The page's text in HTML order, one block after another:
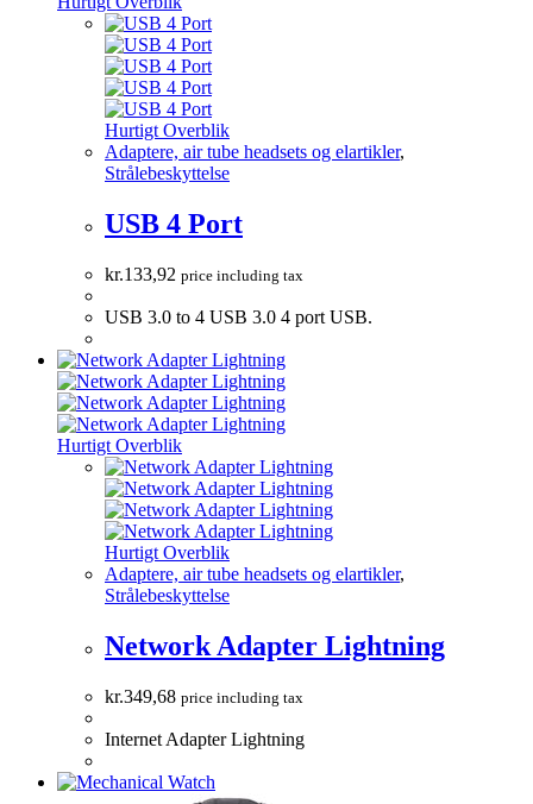
Hurtigt Overblik
Adaptere, air tube headsets og elartikler,
Strålebeskyttelse
USB 4 Port
kr.133,92 price including tax
USB 3.0 to 4 USB 3.0 4 port USB.
Hurtigt Overblik
Hurtigt Overblik
Adaptere, air tube headsets og elartikler,
Strålebeskyttelse
Network Adapter Lightning
kr.349,68 price including tax
Internet Adapter Lightning